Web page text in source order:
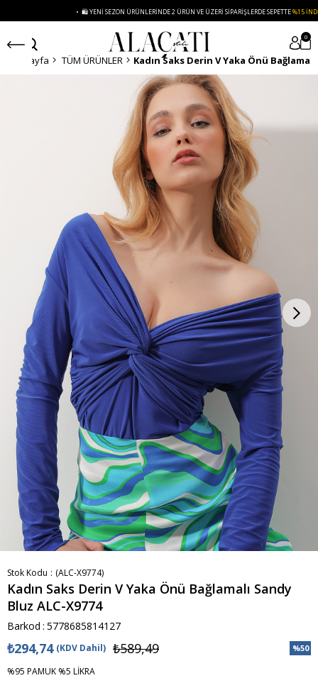
• 🛍️ YENI SEZON ÜRÜNLERINDE 2 ÜRÜN VE ÜZERI SIPARIŞLERDE SEPETTE%15 İNDIRIM
0
Anasayfa TÜM ÜRÜNLER
Stok Kodu (ALC-X9774)
Kadın Saks Derin V Yaka Önü Bağlamalı Sandy
Bluz ALC-X9774
Barkod : 5778685814127
%50
₺589,49
₺294,74 (KDV Dahil)
%95 PAMUK %5 LİKRA